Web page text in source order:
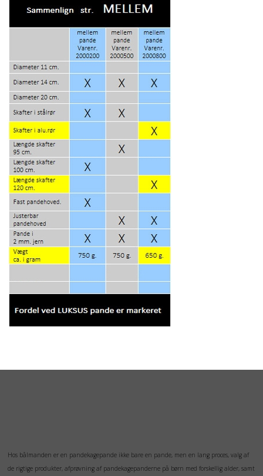
Hos bålmanden er en pandekagepande ikke bare en pande, men en lang proces, valg af
de rigtige produkter, afprøvning af pandekagepanderne på børn med forskellig alder, samt